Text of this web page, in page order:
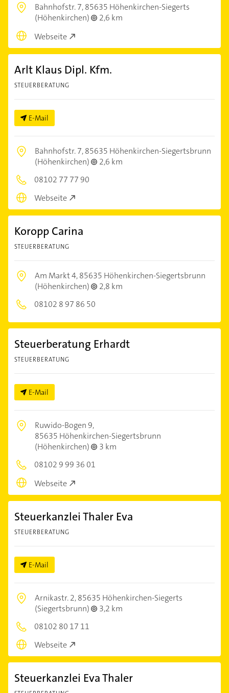
Bahnhofstr. 7,85635 Höhenkirchen-Siegerts
(Höhenkirchen)
2,6 km
Webseite
Arlt Klaus Dipl. Kfm.
STEUERBERATUNG
E-Mail
Bahnhofstr. 7,85635 Höhenkirchen-Siegertsbrunn
(Höhenkirchen)
2,6 km
08102 77 77 90
Webseite
Koropp Carina
STEUERBERATUNG
Am Markt 4,85635 Höhenkirchen-Siegertsbrunn
(Höhenkirchen)
2,8 km
08102 8 97 86 50
Steuerberatung Erhardt
STEUERBERATUNG
E-Mail
Ruwido-Bogen 9,
85635 Höhenkirchen-Siegertsbrunn
(Höhenkirchen)
3 km
08102 9 99 36 01
Webseite
Steuerkanzlei Thaler Eva
STEUERBERATUNG
E-Mail
Arnikastr. 2,85635 Höhenkirchen-Siegerts
(Siegertsbrunn)
3,2 km
08102 80 17 11
Webseite
Steuerkanzlei Eva Thaler